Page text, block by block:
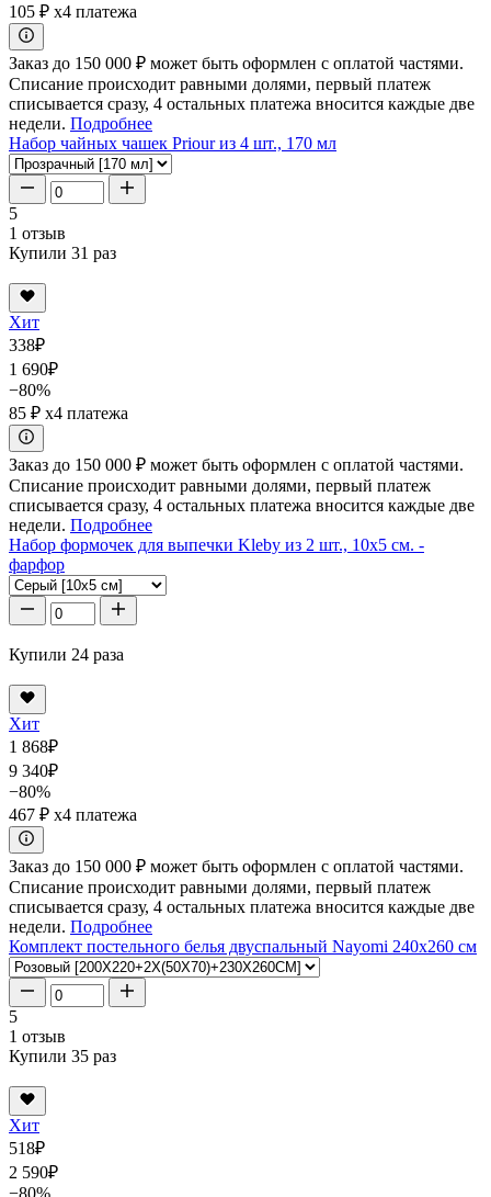
105 ₽ x4 платежа
Заказ до 150 000 ₽ может быть оформлен с оплатой частями.
Списание происходит равными долями, первый платеж
списывается сразу, 4 остальных платежа вносится каждые две
недели. Подробнее
Набор чайных чашек Priour из 4 шт., 170 мл
5
1 отзыв
Купили 31 раз
Хит
338₽
1 690₽
−80%
85 ₽ x4 платежа
Заказ до 150 000 ₽ может быть оформлен с оплатой частями.
Списание происходит равными долями, первый платеж
списывается сразу, 4 остальных платежа вносится каждые две
недели. Подробнее
Набор формочек для выпечки Kleby из 2 шт., 10x5 см. -
фарфор
Купили 24 раза
Хит
1 868₽
9 340₽
−80%
467 ₽ x4 платежа
Заказ до 150 000 ₽ может быть оформлен с оплатой частями.
Списание происходит равными долями, первый платеж
списывается сразу, 4 остальных платежа вносится каждые две
недели. Подробнее
Комплект постельного белья двуспальный Nayomi 240x260 см
5
1 отзыв
Купили 35 раз
Хит
518₽
2 590₽